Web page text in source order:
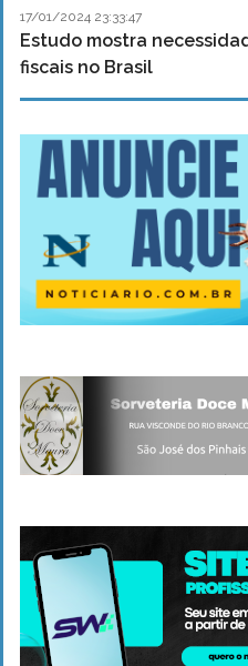
17/01/2024 23:33:47
Estudo mostra
fiscais no Brasil